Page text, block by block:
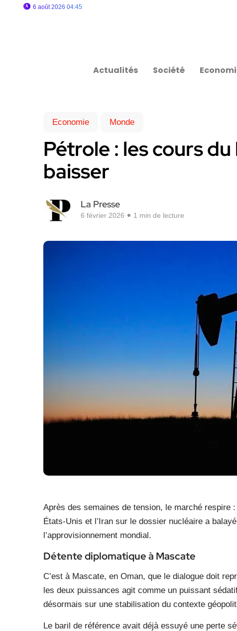
6 août 2026 04:45
Actualités Société
Economie Monde
Pétrole : les cours
baisser
La Presse
6 février 2026 1 min de lecture
Après des semaines de tension, le marché respire
États-Unis et l’Iran sur le dossier nucléaire a
l’approvisionnement mondial.
Détente diplomatique à Mascate
C’est à Mascate, en Oman, que le dialogue doit
les deux puissances agit comme un puissant
désormais sur une stabilisation du contexte
Le baril de référence avait déjà essuyé une perte